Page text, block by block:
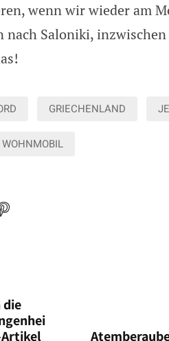
wenn wir wieder am
nach Saloniki,
GRIECHENLAND
WOHNMOBIL
die